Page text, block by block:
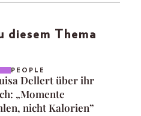
diesem Thema
PEOPLE
Dellert über ihr
„Momente
nicht Kalorien”